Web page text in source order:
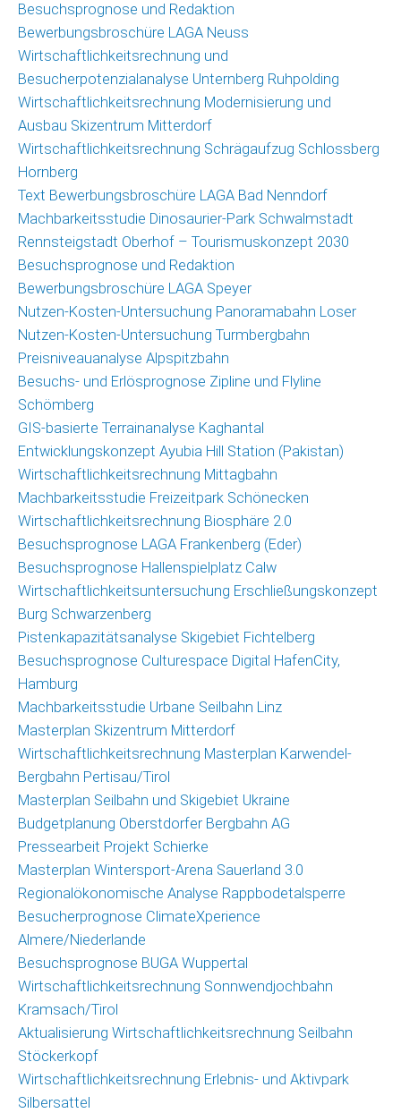
Datenanalysen
(GIS)
Umfragetool
Qualitätsmonitor
Freizeit
Saisonmonitoring
Skigebiete
Deutschland
Veröffentlichungen
Projekte
Nachrichten
Nachrichtenarchiv
Team
Christoph
Schrahe
Lukas
Melzer
Partnernetzwerk
Kunden
Kontakt
Besuchsprognose und Redaktion
Bewerbungsbroschüre LAGA Neuss
Wirtschaftlichkeitsrechnung und
Besucherpotenzialanalyse Unternberg Ruhpolding
Wirtschaftlichkeitsrechnung Modernisierung und
Ausbau Skizentrum Mitterdorf
Wirtschaftlichkeitsrechnung Schrägaufzug Schlossberg
Hornberg
Text Bewerbungsbroschüre LAGA Bad Nenndorf
Machbarkeitsstudie Dinosaurier-Park Schwalmstadt
Rennsteigstadt Oberhof – Tourismuskonzept 2030
Besuchsprognose und Redaktion
Bewerbungsbroschüre LAGA Speyer
Nutzen-Kosten-Untersuchung Panoramabahn Loser
Nutzen-Kosten-Untersuchung Turmbergbahn
Preisniveauanalyse Alpspitzbahn
Besuchs- und Erlösprognose Zipline und Flyline
Schömberg
GIS-basierte Terrainanalyse Kaghantal
Entwicklungskonzept Ayubia Hill Station (Pakistan)
Wirtschaftlichkeitsrechnung Mittagbahn
Machbarkeitsstudie Freizeitpark Schönecken
Wirtschaftlichkeitsrechnung Biosphäre 2.0
Besuchsprognose LAGA Frankenberg (Eder)
Besuchsprognose Hallenspielplatz Calw
Wirtschaftlichkeitsuntersuchung Erschließungskonzept
Burg Schwarzenberg
Pistenkapazitätsanalyse Skigebiet Fichtelberg
Besuchsprognose Culturespace Digital HafenCity,
Hamburg
Machbarkeitsstudie Urbane Seilbahn Linz
Masterplan Skizentrum Mitterdorf
Wirtschaftlichkeitsrechnung Masterplan Karwendel-
Bergbahn Pertisau/Tirol
Masterplan Seilbahn und Skigebiet Ukraine
Budgetplanung Oberstdorfer Bergbahn AG
Pressearbeit Projekt Schierke
Masterplan Wintersport-Arena Sauerland 3.0
Regionalökonomische Analyse Rappbodetalsperre
Besucherprognose ClimateXperience
Almere/Niederlande
Besuchsprognose BUGA Wuppertal
Wirtschaftlichkeitsrechnung Sonnwendjochbahn
Kramsach/Tirol
Aktualisierung Wirtschaftlichkeitsrechnung Seilbahn
Stöckerkopf
Wirtschaftlichkeitsrechnung Erlebnis- und Aktivpark
Silbersattel